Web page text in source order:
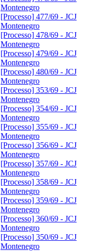
Montenegro
[Processo] 477/69 - JCJ
Montenegro
[Processo] 478/69 - JCJ
Montenegro
[Processo] 479/69 - JCJ
Montenegro
[Processo] 480/69 - JCJ
Montenegro
[Processo] 353/69 - JCJ
Montenegro
[Processo] 354/69 - JCJ
Montenegro
[Processo] 355/69 - JCJ
Montenegro
[Processo] 356/69 - JCJ
Montenegro
[Processo] 357/69 - JCJ
Montenegro
[Processo] 358/69 - JCJ
Montenegro
[Processo] 359/69 - JCJ
Montenegro
[Processo] 360/69 - JCJ
Montenegro
[Processo] 350/69 - JCJ
Montenegro